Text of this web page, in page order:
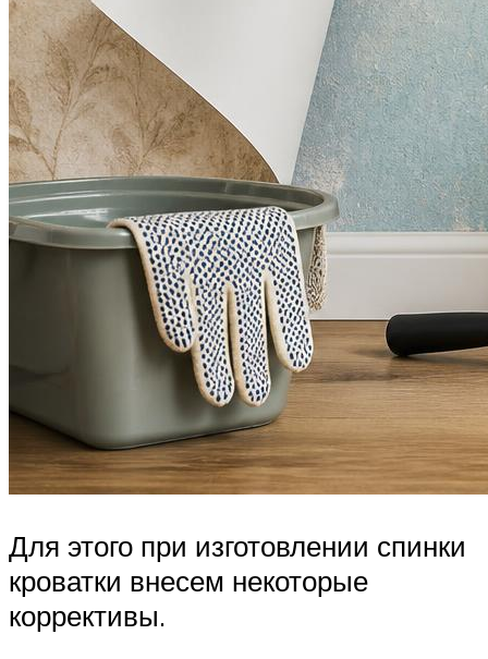
Для этого при изготовлении спинки
кроватки внесем некоторые
коррективы.